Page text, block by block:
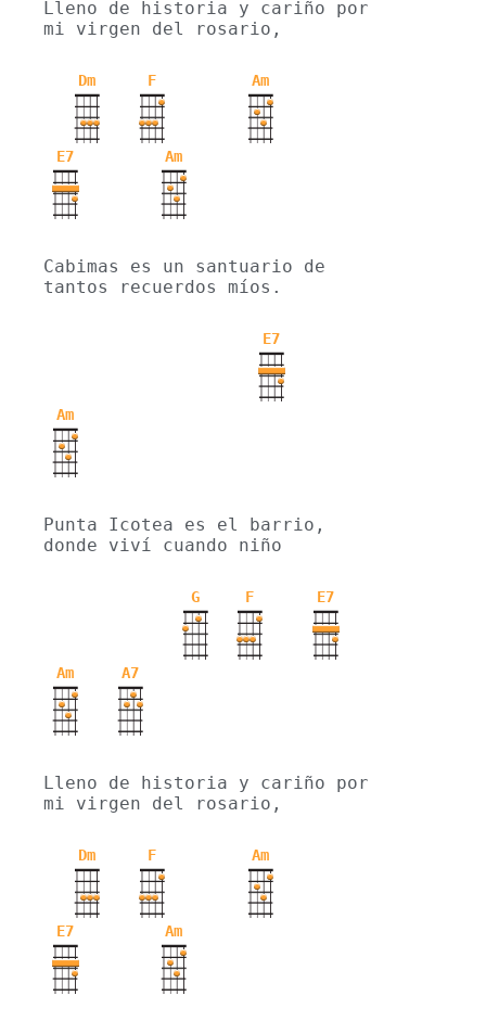
Lleno de historia y cariño por
mi virgen del rosario,
Dm F Am
E7 Am
Cabimas es un santuario de
tantos recuerdos míos.
E7
Am
Punta Icotea es el barrio,
donde viví cuando niño
G F E7
Am A7
Lleno de historia y cariño por
mi virgen del rosario,
Dm F Am
E7 Am